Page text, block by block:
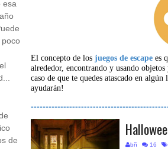
El concepto de losjuegos de escape es
alrededor, encontrando y usando
caso de que te quedes atascado en
ayudarán!
bñ 16
esa
poco
de